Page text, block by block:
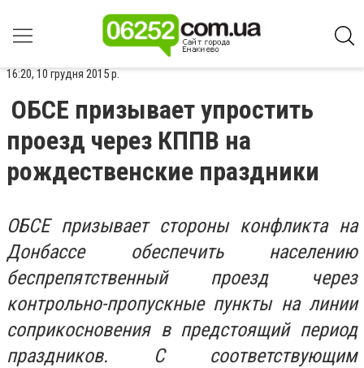
16:20, 10 грудня 2015 р.
ОБСЕ призывает упростить
проезд через КППВ на
рождественские праздники
ОБСЕ призывает стороны конфликта на
Донбассе обеспечить населению
беспрепятственный проезд через
контрольно-пропускные пункты на линии
соприкосновения в предстоящий период
праздников. С соответствующим